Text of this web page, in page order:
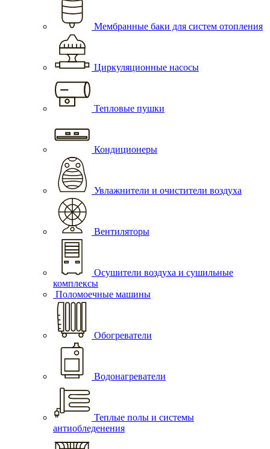
Мембранные баки для систем отопления
Циркуляционные насосы
Тепловые пушки
Кондиционеры
Увлажнители и очистители воздуха
Вентиляторы
Осушители воздуха и сушильные
комплексы
Поломоечные машины
Обогреватели
Водонагреватели
Теплые полы и системы
антиобледенения